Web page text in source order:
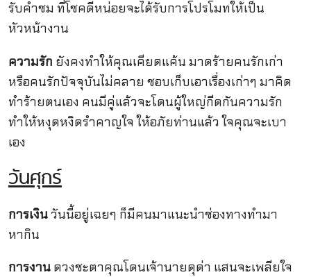
รับคำชม ที่โชคดีหน่อยจะได้รับการโปรโมทให้เป็น
หัวหน้างาน
ความรัก ยังคงทำให้คุณเคียดแค้น มาดร้ายคนรักเก่า
หรือคนรักปัจจุบันไม่คลาย ชอบเก็บเอาเรื่องเก่าๆ มาคิด
ทำร้ายตนเอง คนมีคู่แล้วจะโดนผู้ใหญ่กีดกันความรัก
ทำให้หงุดหงิดรำคาญใจ ให้อภัยท่านแล้ว ใจคุณจะเบา
เอง
วันศุกร์
การเงินวันนี้อยู่เฉยๆ ก็มีคนมาแนะนำช่องทางทำมา
หากิน
การงานดวงชะตาคุณโดนเจ้านายดุด่า แสนจะเพลียใจ